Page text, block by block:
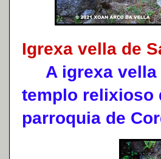
Igrexa vella de
A igrexa vella
templo relixioso
parroquia de